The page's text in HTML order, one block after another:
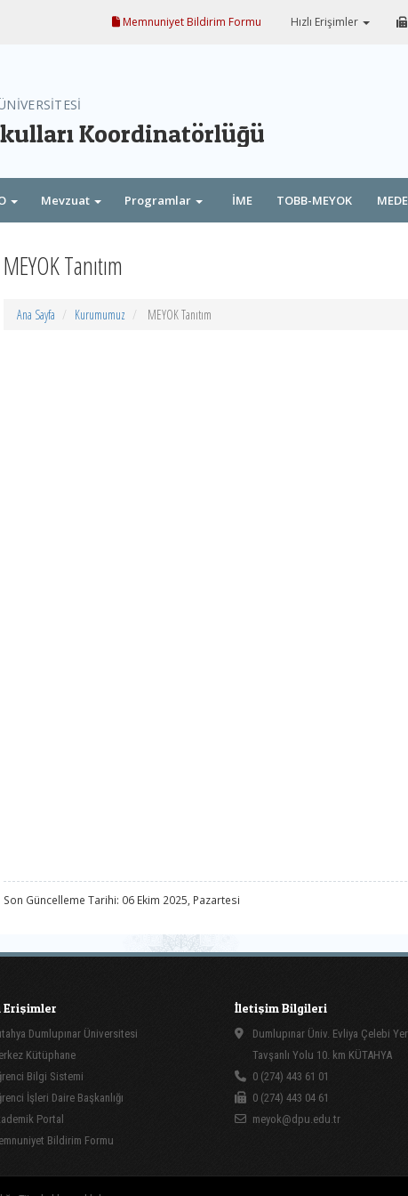
Memnuniyet Bildirim Formu Hızlı Erişimler
Koordinatörlüğü
Mevzuat Programlar İME TOBB-MEYOK
MEYOK Tanıtım
Ana Sayfa Kurumumuz MEYOK Tanıtım
Son Güncelleme Tarihi: 06 Ekim 2025, Pazartesi
Erişimler
Dumlupınar Üniversitesi
Kütüphane
Bilgi Sistemi
İşleri Daire Başkanlığı
Portal
Bildirim Formu
İletişim Bilgileri
Dumlupınar Üniv. Evliya Çelebi
Tavşanlı Yolu 10. km KÜTAHYA
0 (274) 443 61 01
0 (274) 443 04 61
meyok@dpu.edu.tr